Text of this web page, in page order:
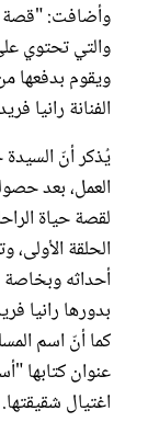
وأضافت: "قصة
والتي تحتوي
ويقوم بدفعها
الفنانة رانيا
يُذكر أنّ
العمل، بعد
لقصة حياة
الحلقة
أحداثه
بدورها رانيا
كما أنّ اسم
عنوان كتابها
اغتيال شقيقتها.